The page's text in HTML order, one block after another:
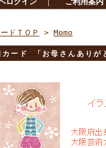
ドＴＯＰ > Momo
カード 「お母さんあり